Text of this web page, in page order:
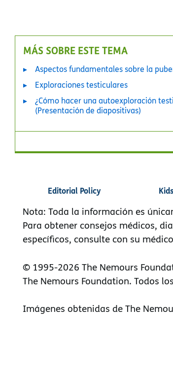
MÁS SOBRE ESTE TEMA
Aspectos fundamentales sobre la
Exploraciones testiculares
¿Cómo hacer una autoexploración
(Presentación de diapositivas)
Editorial Policy
Nota: Toda la información es
Para obtener consejos médicos,
específicos, consulte con su
© 1995-2026 The Nemours
The Nemours Foundation. Todos
Imágenes obtenidas de The